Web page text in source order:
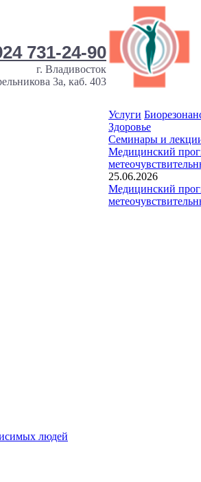
731-24-90
г. Владивосток
3а, каб. 403
Услуги
Здоровье
Семинары и
Медицинский
25.06.2026
Медицинский
людей